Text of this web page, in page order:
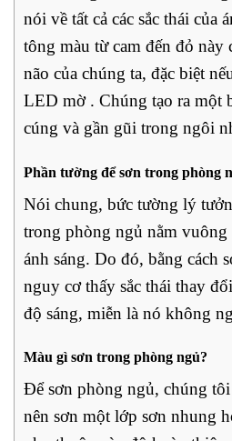
nói về tất cả các sắc thái của
tông màu từ cam đến đỏ này
não của chúng ta, đặc biệt
LED mờ . Chúng tạo ra một
cúng và gần gũi trong ngôi
Phần tường để sơn trong phòng
Nói chung, bức tường lý
trong phòng ngủ nằm
ánh sáng. Do đó, bằng cách
nguy cơ thấy sắc thái thay
độ sáng, miễn là nó không
Màu gì sơn trong phòng ngủ?
Để sơn phòng ngủ, chúng
nên sơn một lớp sơn nhung